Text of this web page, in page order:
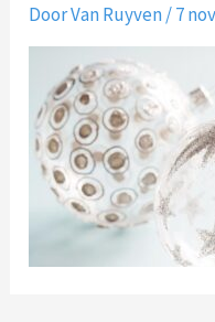
DoorVan Ruyven/7